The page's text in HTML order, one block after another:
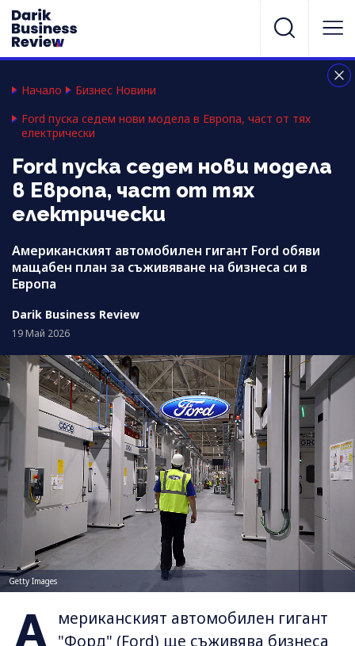
Начало
Бизнес Новини
Ford пуска седем нови модела в Европа, част от тях
електрически
Ford пуска седем нови модела
в Европа, част от тях
електрически
Американският автомобилен гигант Ford обяви
мащабен план за съживяване на бизнеса си в
Европа
Darik Business Review
19 Май 2026
Getty Images
А
мериканският автомобилен гигант
"Форд" (Ford) ще съживява бизнеса